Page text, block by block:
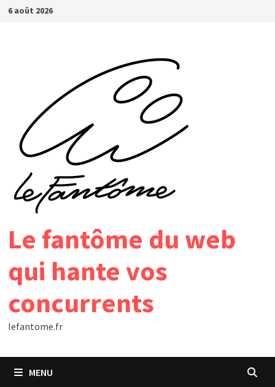
Passer
6 août 2026
Le fantôme du web
qui hante vos
concurrents
lefantome.fr
MENU